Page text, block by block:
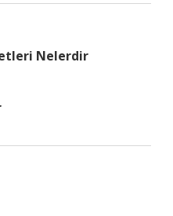
Nelerdir